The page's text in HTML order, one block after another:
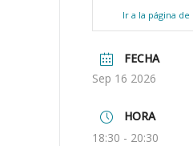
Ir a la página
FECHA
Sep 16 2026
HORA
18:30 - 20:30